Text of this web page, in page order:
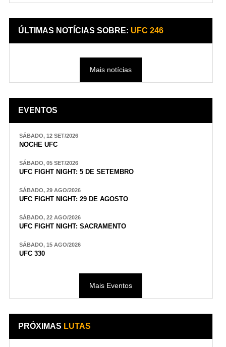
ÚLTIMAS NOTÍCIAS SOBRE: UFC 246
Mais notícias
EVENTOS
SÁBADO, 12 SET/2026
NOCHE UFC
SÁBADO, 05 SET/2026
UFC FIGHT NIGHT: 5 DE SETEMBRO
SÁBADO, 29 AGO/2026
UFC FIGHT NIGHT: 29 DE AGOSTO
SÁBADO, 22 AGO/2026
UFC FIGHT NIGHT: SACRAMENTO
SÁBADO, 15 AGO/2026
UFC 330
Mais Eventos
PRÓXIMAS LUTAS